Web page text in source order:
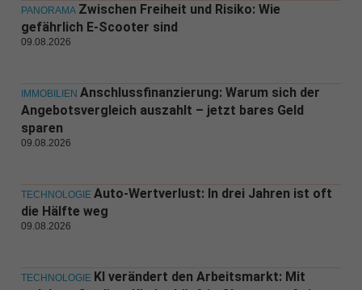
PANORAMA Zwischen Freiheit und Risiko: Wie
gefährlich E-Scooter sind
09.08.2026
IMMOBILIEN Anschlussfinanzierung: Warum sich der
Angebotsvergleich auszahlt – jetzt bares Geld
sparen
09.08.2026
TECHNOLOGIE Auto-Wertverlust: In drei Jahren ist oft
die Hälfte weg
09.08.2026
TECHNOLOGIE KI verändert den Arbeitsmarkt: Mit